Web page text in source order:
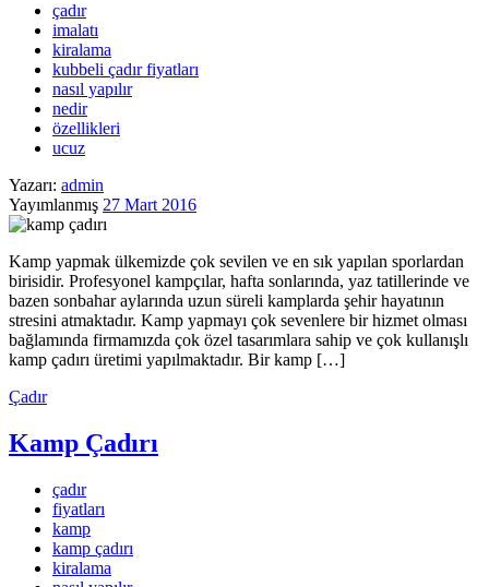
çadır
imalatı
kiralama
kubbeli çadır fiyatları
nasıl yapılır
nedir
özellikleri
ucuz
Yazarı: admin
Yayımlanmış 27 Mart 2016
Kamp yapmak ülkemizde çok sevilen ve en sık yapılan sporlardan
birisidir. Profesyonel kampçılar, hafta sonlarında, yaz tatillerinde ve
bazen sonbahar aylarında uzun süreli kamplarda şehir hayatının
stresini atmaktadır. Kamp yapmayı çok sevenlere bir hizmet olması
bağlamında firmamızda çok özel tasarımlara sahip ve çok kullanışlı
kamp çadırı üretimi yapılmaktadır. Bir kamp […]
Çadır
Kamp Çadırı
çadır
fiyatları
kamp
kamp çadırı
kiralama